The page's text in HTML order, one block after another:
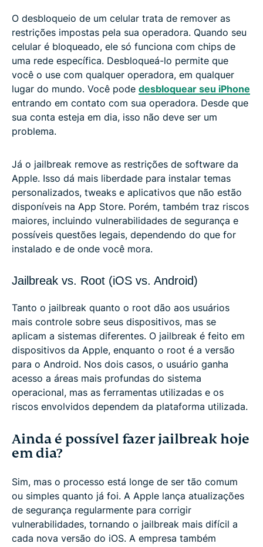
O desbloqueio de um celular trata de remover as
restrições impostas pela sua operadora. Quando seu
celular é bloqueado, ele só funciona com chips de
uma rede específica. Desbloqueá-lo permite que
você o use com qualquer operadora, em qualquer
lugar do mundo. Você pode desbloquear seu iPhone
entrando em contato com sua operadora. Desde que
sua conta esteja em dia, isso não deve ser um
problema.
Já o jailbreak remove as restrições de software da
Apple. Isso dá mais liberdade para instalar temas
personalizados, tweaks e aplicativos que não estão
disponíveis na App Store. Porém, também traz riscos
maiores, incluindo vulnerabilidades de segurança e
possíveis questões legais, dependendo do que for
instalado e de onde você mora.
Jailbreak vs. Root (iOS vs. Android)
Tanto o jailbreak quanto o root dão aos usuários
mais controle sobre seus dispositivos, mas se
aplicam a sistemas diferentes. O jailbreak é feito em
dispositivos da Apple, enquanto o root é a versão
para o Android. Nos dois casos, o usuário ganha
acesso a áreas mais profundas do sistema
operacional, mas as ferramentas utilizadas e os
riscos envolvidos dependem da plataforma utilizada.
Ainda é possível fazer jailbreak hoje
em dia?
Sim, mas o processo está longe de ser tão comum
ou simples quanto já foi. A Apple lança atualizações
de segurança regularmente para corrigir
vulnerabilidades, tornando o jailbreak mais difícil a
cada nova versão do iOS. A empresa também